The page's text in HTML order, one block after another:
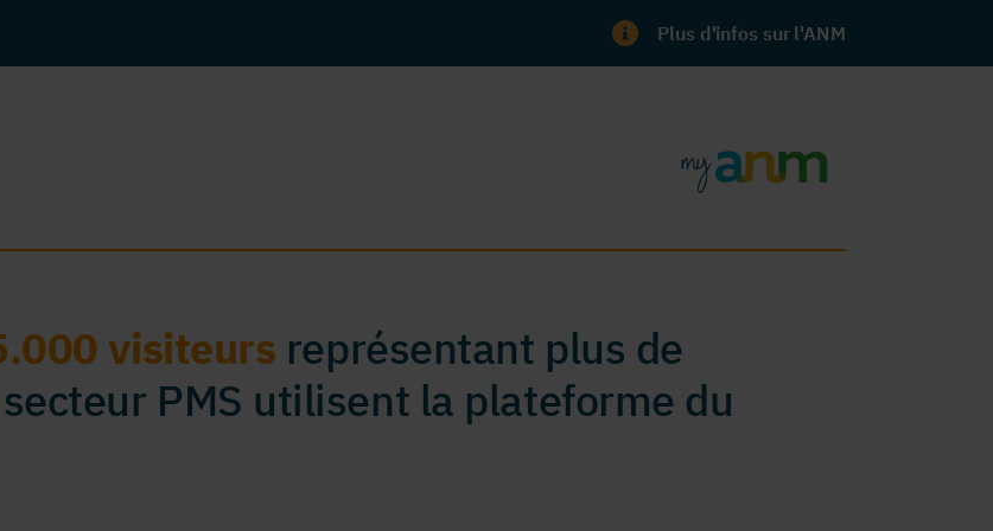
Plus d'infos sur l'ANM
visiteurs représentant plus de
PMS utilisent la plateforme du